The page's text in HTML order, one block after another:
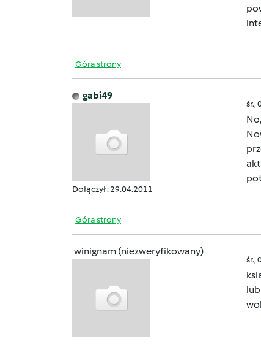
Góra strony
gabi49
Dołączył : 29.04.2011
śr.,
Góra strony
winignam (niezweryfikowany)
śr.,